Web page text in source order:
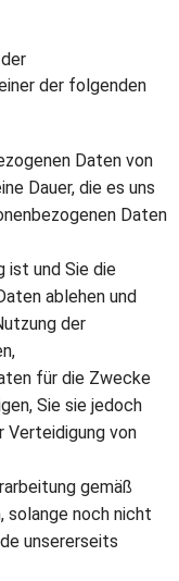
der folgenden
Daten von
Dauer, die es uns
Daten
ist und Sie die
ablehen und
der
für die Zwecke
Sie sie jedoch
Verteidigung von
gemäß
solange noch nicht
unsererseits